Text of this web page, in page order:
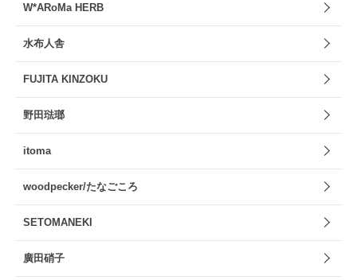
W*ARoMa HERB
水布人舎
FUJITA KINZOKU
野田琺瑯
itoma
woodpecker/たなごころ
SETOMANEKI
廣田硝子